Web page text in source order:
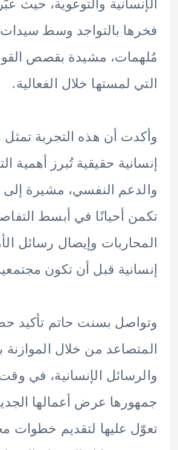
والتوعوية، حيث عبّرت عن
بالتواجد وسط سيدات
مشيدة بقصص القوة
لمستها خلال الفعالية.
أن هذه التجربة تمثل رسالة
حقيقية تُبرز أهمية التوعية
النفسي، مشيرة إلى أن
أحيانًا في أبسط التفاصيل،
وإيصال رسائل الأمل
قبل أن تكون مجتمعية.
بسنت حاتم تأكيد حضورها
من خلال الموازنة بين
الإنسانية، في وقت
عرض أعمالها الجديدة،
عليها لتقديم خطوات مختلفة